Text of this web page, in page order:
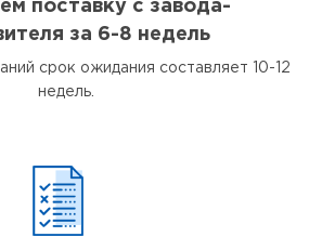
поставку с завода-
за 6-8 недель
срок ожидания составляет 10-12
недель.